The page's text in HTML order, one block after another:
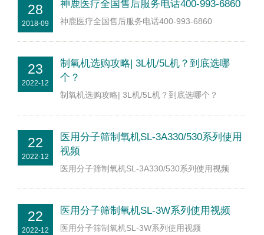
28
2018-09
神鹿医疗全国售后服务电话400-993-6860
神鹿医疗全国售后服务电话400-993-6860
23
2022-12
制氧机选购攻略| 3L机/5L机？到底选哪
个？
制氧机选购攻略| 3L机/5L机？到底选哪个？
22
2022-12
医用分子筛制氧机SL-3A330/530系列使用
视频
医用分子筛制氧机SL-3A330/530系列使用视频
22
2022-12
医用分子筛制氧机SL-3W系列使用视频
医用分子筛制氧机SL-3W系列使用视频